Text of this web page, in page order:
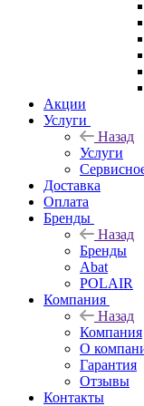
Акции
Услуги
Назад
Услуги
Доставка
Оплата
Бренды
Назад
Бренды
Abat
POLAIR
Компания
Назад
Компания
О
Гарантия
Отзывы
Контакты